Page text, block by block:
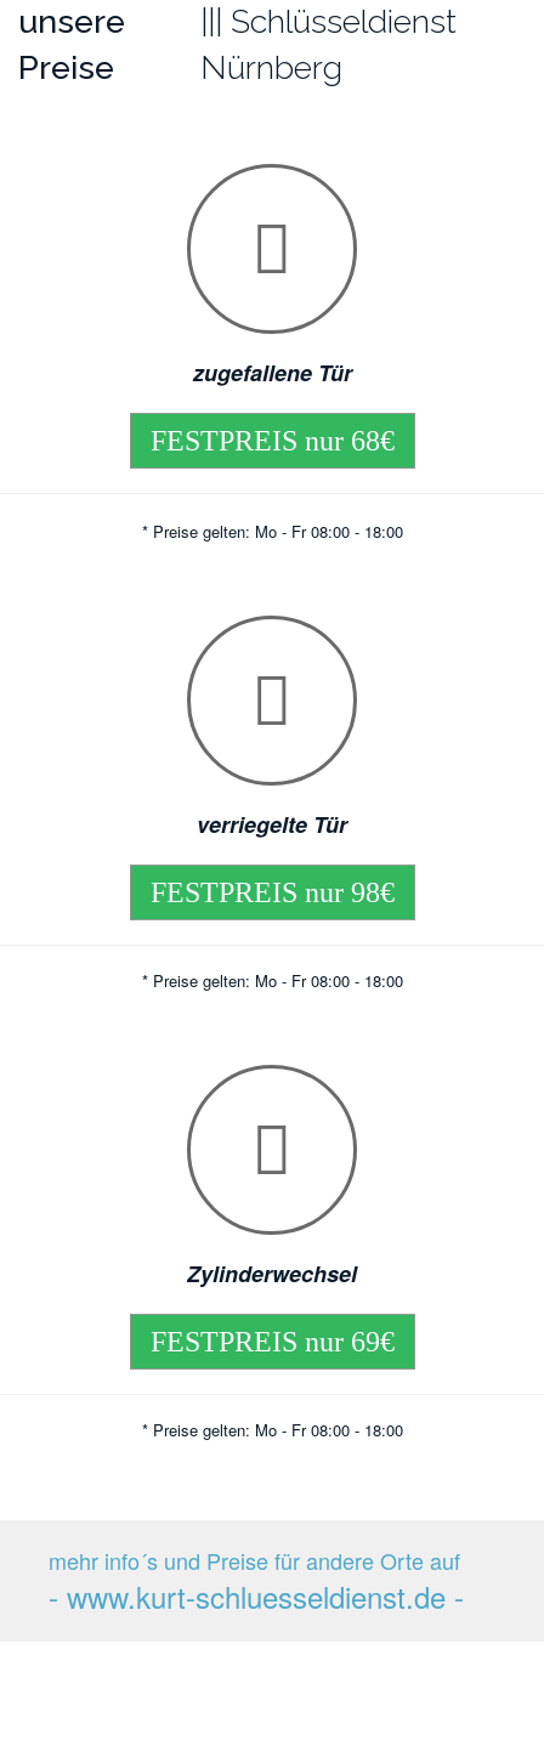
unsere
Preise
Schlüsseldienst
Nürnberg
zugefallene Tür
FESTPREIS nur 68€
* Preise gelten: Mo - Fr 08:00 - 18:00
verriegelte Tür
FESTPREIS nur 98€
* Preise gelten: Mo - Fr 08:00 - 18:00
Zylinderwechsel
FESTPREIS nur 69€
* Preise gelten: Mo - Fr 08:00 - 18:00
mehr info´s und Preise für andere Orte auf
- www.kurt-schluesseldienst.de -